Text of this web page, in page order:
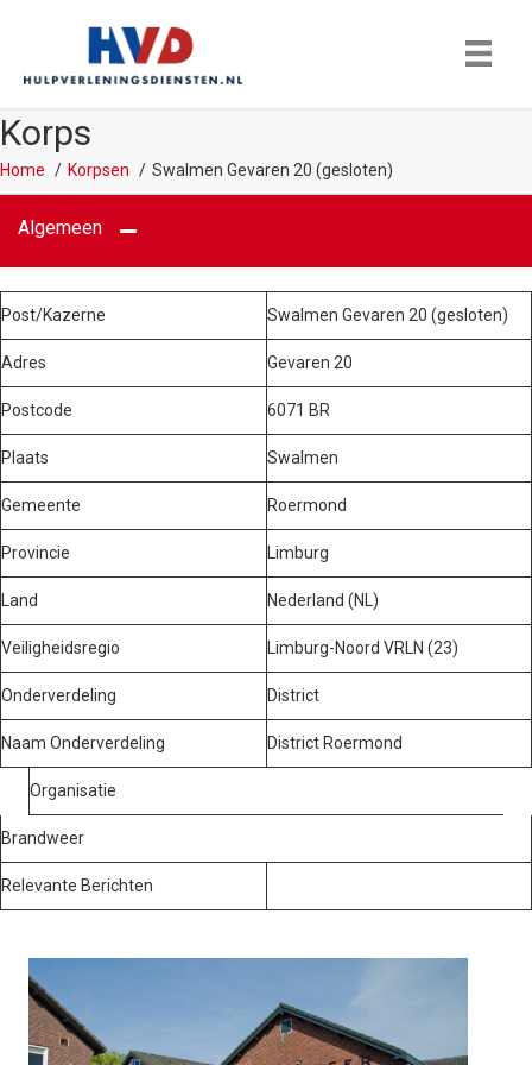
Korps
Home Korpsen Swalmen Gevaren 20 (gesloten)
Algemeen
Post/Kazerne Swalmen Gevaren 20 (gesloten)
Adres Gevaren 20
Postcode 6071 BR
Plaats Swalmen
Gemeente Roermond
Provincie Limburg
Land Nederland (NL)
Veiligheidsregio Limburg-Noord VRLN (23)
Onderverdeling District
Naam Onderverdeling District Roermond
Organisatie
Brandweer
Relevante Berichten